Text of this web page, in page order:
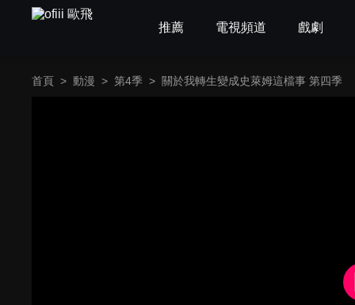
推薦 電視頻道 戲劇
首頁 > 動漫 > 第4季 > 關於我轉生變成史萊姆這檔事 第四季